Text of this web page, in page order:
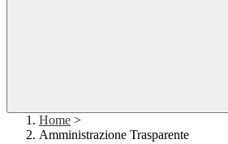
Home >
Amministrazione Trasparente